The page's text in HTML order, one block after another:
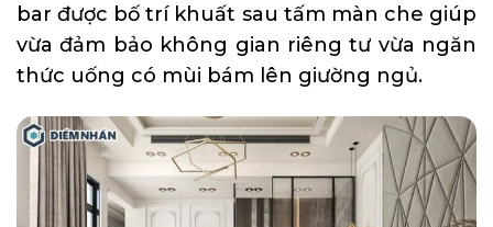
bar được bố trí khuất sau tấm màn che giúp
vừa đảm bảo không gian riêng tư vừa ngăn
thức uống có mùi bám lên giường ngủ.